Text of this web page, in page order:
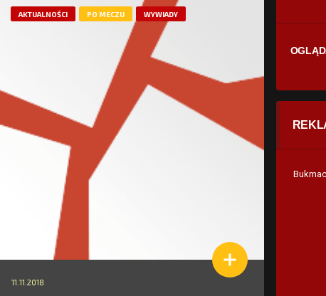
AKTUALNOŚCI PO MECZU WYWIADY
11.11.2018